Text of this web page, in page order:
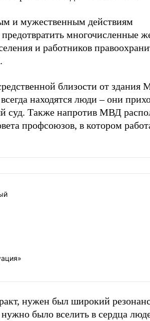
и мужественным действиям
предотвратить многочисленные
и работников
близости от
находятся люди – они
суд. Также напротив МВД
профсоюзов, в котором
нужен был широкий
было вселить в сердца